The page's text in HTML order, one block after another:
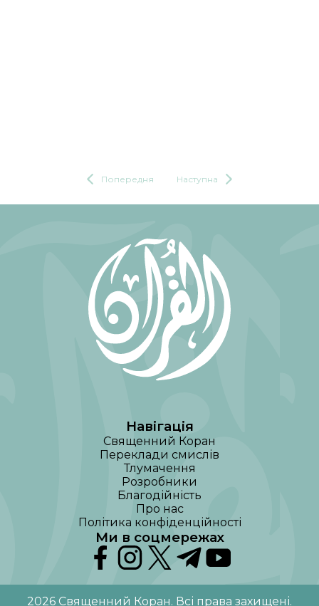
Попередня Наступна
Навігація
Священний Коран
Переклади смислів
Тлумачення
Розробники
Благодійність
Про нас
Політика конфіденційності
Ми в соцмережах
2026 Священний Коран. Всі права захищені.